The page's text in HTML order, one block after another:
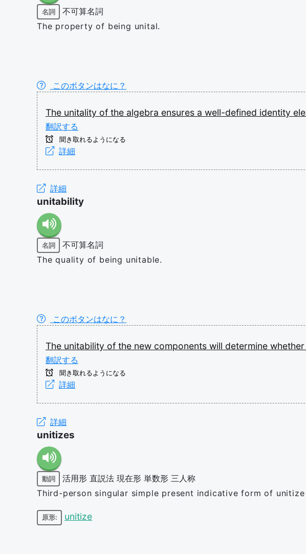
名詞
不可算名詞
The property of being unital.
このボタンはなに？
The unitality of the algebra ensures a well-defined identity
翻訳する
聞き取れるようになる
詳細
詳細
unitability
名詞
不可算名詞
The quality of being unitable.
このボタンはなに？
The unitability of the new components will determine whether
翻訳する
聞き取れるようになる
詳細
詳細
unitizes
動詞 活用形 直説法 現在形 単数形 三人称
Third-person singular simple present indicative form of unitize
原形: unitize